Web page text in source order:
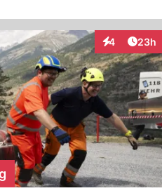
4
Interaktionen
23h